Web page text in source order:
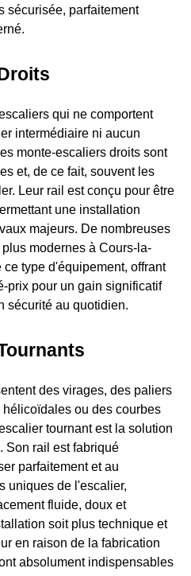
sécurisée, parfaitement
qui ne comportent
intermédiaire ni aucun
monte-escaliers droits sont
et, de ce fait, souvent les
Leur rail est conçu pour être
une installation
majeurs. De nombreuses
modernes à Cours-la-
type d'équipement, offrant
prix pour un gain significatif
sécurité au quotidien.
des virages, des paliers
ou des courbes
tournant est la solution
Son rail est fabriqué
parfaitement et au
uniques de l'escalier,
fluide, doux et
soit plus technique et
en raison de la fabrication
absolument indispensables